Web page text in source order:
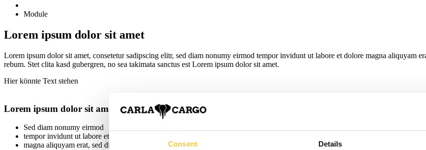
Consent Details
Module
Lorem ipsum dolor sit amet
Lorem ipsum dolor sit amet, consetetur sadipscing elitr, sed diam nonumy eirmod tempor invidunt ut labore et dolore magna aliquyam
rebum. Stet clita kasd gubergren, no sea takimata sanctus est Lorem ipsum dolor sit amet.
Hier könnte Text stehen
Lorem ipsum dolor sit amet, consetetur sadipscing elitr
Sed diam nonumy eirmod
tempor invidunt ut labore et dolore
magna aliquyam erat, sed diam voluptua